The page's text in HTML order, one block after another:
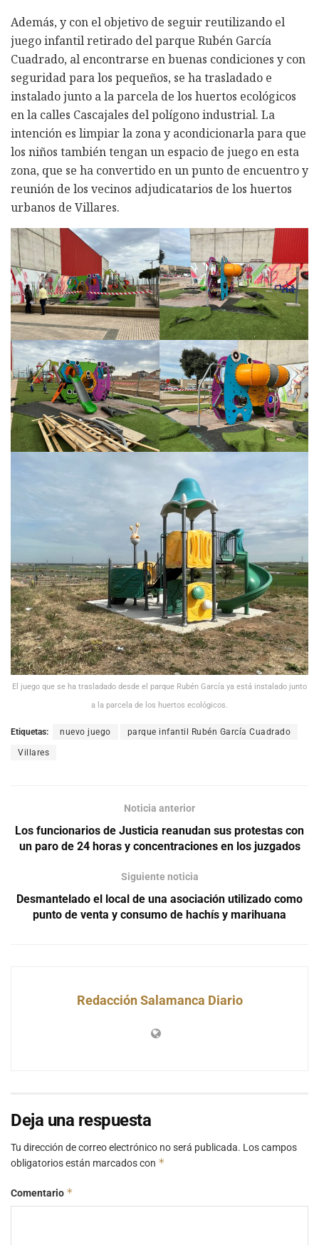
Además, y con el objetivo de seguir reutilizando el
juego infantil retirado del parque Rubén García
Cuadrado, al encontrarse en buenas condiciones y con
seguridad para los pequeños, se ha trasladado e
instalado junto a la parcela de los huertos ecológicos
en la calles Cascajales del polígono industrial. La
intención es limpiar la zona y acondicionarla para que
los niños también tengan un espacio de juego en esta
zona, que se ha convertido en un punto de encuentro y
reunión de los vecinos adjudicatarios de los huertos
urbanos de Villares.
El juego que se ha trasladado desde el parque Rubén García ya está instalado junto
a la parcela de los huertos ecológicos.
Etiquetas: nuevo juego parque infantil Rubén García Cuadrado
Villares
Noticia anterior
Los funcionarios de Justicia reanudan sus protestas con
un paro de 24 horas y concentraciones en los juzgados
Siguiente noticia
Desmantelado el local de una asociación utilizado como
punto de venta y consumo de hachís y marihuana
Redacción Salamanca Diario
Deja una respuesta
Tu dirección de correo electrónico no será publicada. Los campos
obligatorios están marcados con *
Comentario *